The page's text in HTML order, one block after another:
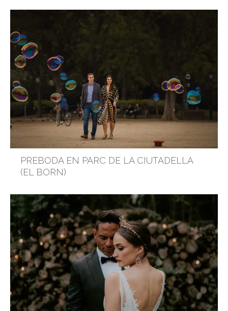
PREBODA EN PARC DE LA CIUTADELLA
(EL BORN)